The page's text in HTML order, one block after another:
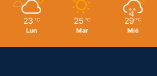
23 ℃
Lun
25 ℃
Mar
29 ℃
Mié